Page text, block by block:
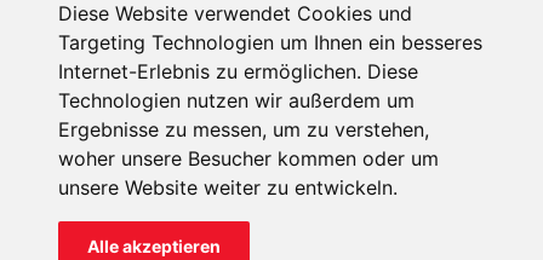
Diese Website verwendet Cookies und
Targeting Technologien um Ihnen ein besseres
Internet-Erlebnis zu ermöglichen. Diese
Technologien nutzen wir außerdem um
Ergebnisse zu messen, um zu verstehen,
woher unsere Besucher kommen oder um
unsere Website weiter zu entwickeln.
Alle akzeptieren
kin@kircheinnot.at
KIN weltweit